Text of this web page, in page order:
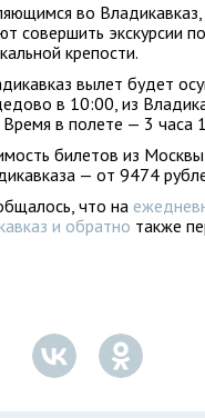
во
совершить экскурсии
крепости.
вылет будет
в 10:00, из
в полете — 3 часа
билетов из
— от 9474
что на
и обратно также